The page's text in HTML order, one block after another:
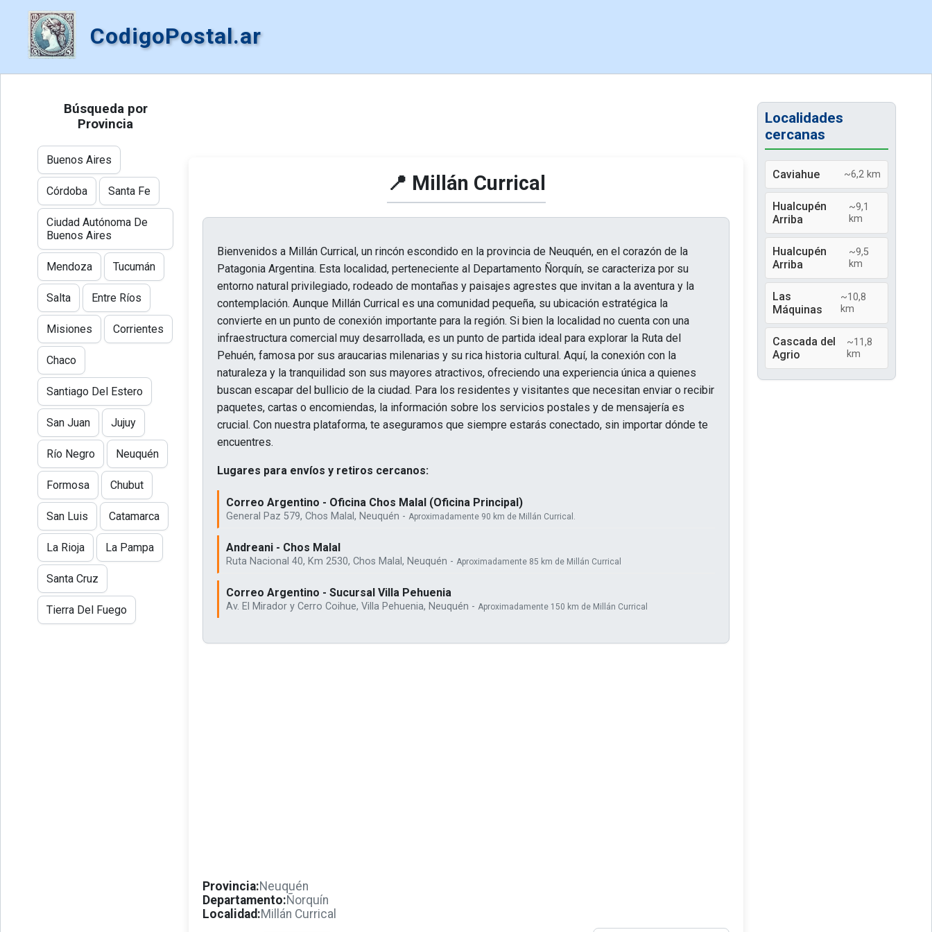
CodigoPostal.ar
📍 Millán Currical
Bienvenidos a Millán Currical, un rincón escondido en la provincia de Neuquén, en el corazón de la
Patagonia Argentina. Esta localidad, perteneciente al Departamento Ñorquín, se caracteriza por su
entorno natural privilegiado, rodeado de montañas y paisajes agrestes que invitan a la aventura y la
contemplación. Aunque Millán Currical es una comunidad pequeña, su ubicación estratégica la
convierte en un punto de conexión importante para la región. Si bien la localidad no cuenta con una
infraestructura comercial muy desarrollada, es un punto de partida ideal para explorar la Ruta del
Pehuén, famosa por sus araucarias milenarias y su rica historia cultural. Aquí, la conexión con la
naturaleza y la tranquilidad son sus mayores atractivos, ofreciendo una experiencia única a quienes
buscan escapar del bullicio de la ciudad. Para los residentes y visitantes que necesitan enviar o recibir
paquetes, cartas o encomiendas, la información sobre los servicios postales y de mensajería es
crucial. Con nuestra plataforma, te aseguramos que siempre estarás conectado, sin importar dónde te
encuentres.
Lugares para envíos y retiros cercanos:
Correo Argentino - Oficina Chos Malal (Oficina Principal)
General Paz 579, Chos Malal, Neuquén - Aproximadamente 90 km de Millán Currical.
Andreani - Chos Malal
Ruta Nacional 40, Km 2530, Chos Malal, Neuquén - Aproximadamente 85 km de Millán Currical
Correo Argentino - Sucursal Villa Pehuenia
Av. El Mirador y Cerro Coihue, Villa Pehuenia, Neuquén - Aproximadamente 150 km de Millán Currical
Provincia:Neuquén
Departamento:Ñorquín
Localidad:Millán Currical
Búsqueda por
Provincia
Buenos Aires
Córdoba Santa Fe
Ciudad Autónoma De
Buenos Aires
Mendoza Tucumán
Salta Entre Ríos
Misiones Corrientes
Chaco
Santiago Del Estero
San Juan Jujuy
Río Negro Neuquén
Formosa Chubut
San Luis Catamarca
La Rioja La Pampa
Santa Cruz
Tierra Del Fuego
Localidades
cercanas
Caviahue ~6,2 km
Hualcupén
Arriba
~9,1
km
Hualcupén
Arriba
~9,5
km
Las
Máquinas
~10,8
km
Cascada del
Agrio
~11,8
km